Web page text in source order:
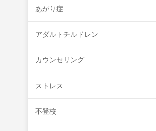
あがり症
アダルトチルドレン
カウンセリング
ストレス
不登校